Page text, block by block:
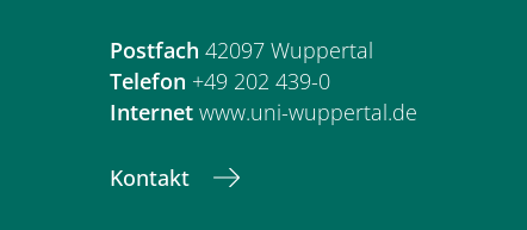
Postfach 42097 Wuppertal
Telefon +49 202 439-0
Internet www.uni-wuppertal.de
Kontakt